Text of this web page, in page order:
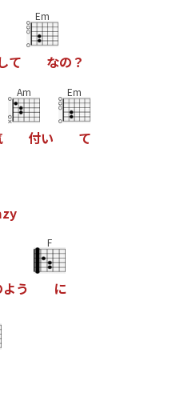
て
Em
なの ？
Am
付い
Em
て
zy
よう
F
に